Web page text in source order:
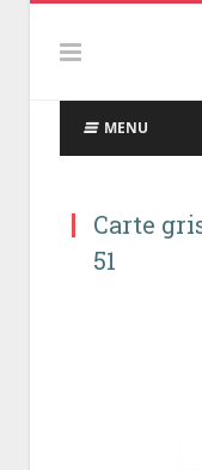
MENU
Carte
51